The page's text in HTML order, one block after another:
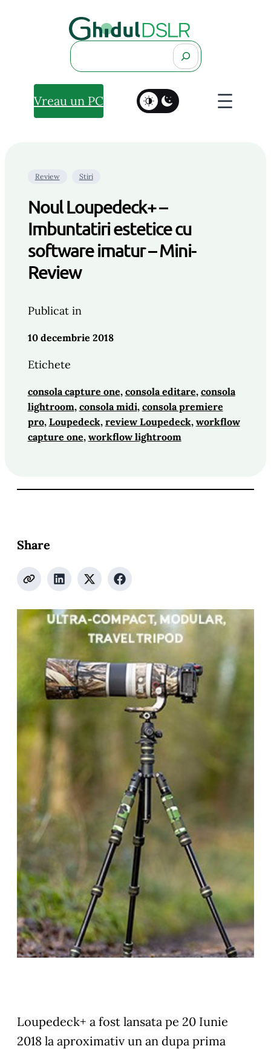
Search
Vreau un PC
Review Stiri
Noul Loupedeck+ –
Imbuntatiri estetice cu
software imatur – Mini-
Review
Publicat in
10 decembrie 2018
Etichete
consola capture one, consola editare, consola
lightroom, consola midi, consola premiere
pro, Loupedeck, review Loupedeck, workflow
capture one, workflow lightroom
Share
Loupedeck+ a fost lansata pe 20 Iunie
2018 la aproximativ un an dupa prima